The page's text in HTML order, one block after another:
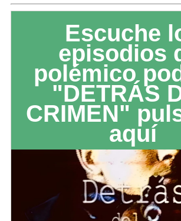
Escuche
episodios
polémico
"DETRÁS
CRIMEN"
aquí